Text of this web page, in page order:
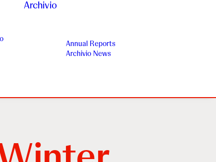
Archivio
Annual Reports
Archivio News